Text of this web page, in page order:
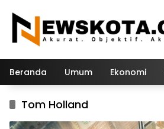
konten
Beranda Umum Ekonomi
Tom Holland